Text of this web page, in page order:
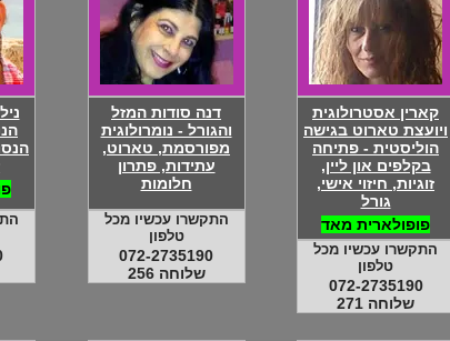
קארין אסטרולוגית
ויועצת טארוט בגישה
הוליסטית - פתיחה
בקלפים און ליין,
זוגיות, חיזוי אישי,
גורל
פופולארית מאד
התקשרו עכשיו מכל
טלפון
072-2735190
שלוחה 271
דנה סודות המזל
והגורל - נומרולוגית
מפורסמת, טארוט,
עתידות, פתרון
חלומות
התקשרו עכשיו מכל
טלפון
072-2735190
שלוחה 256